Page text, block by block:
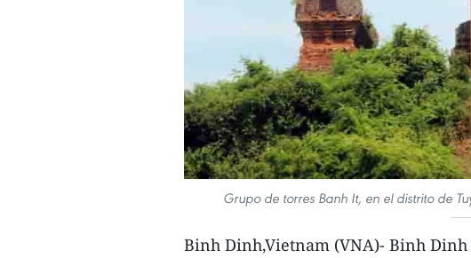
Grupo de torres Banh It, en el distrito de
Binh Dinh,Vietnam (VNA)- Binh